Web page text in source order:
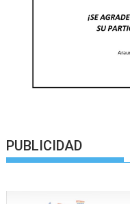
PUBLICIDAD